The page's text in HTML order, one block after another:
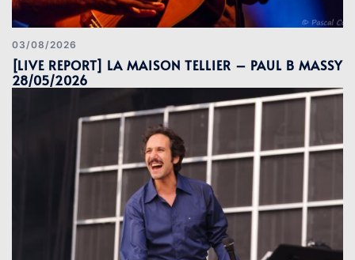
03/08/2026
[LIVE REPORT] LA MAISON TELLIER – PAUL B MASSY
28/05/2026